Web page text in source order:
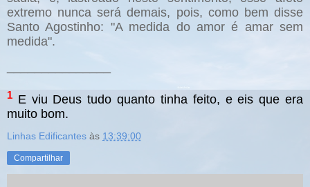
extremo nunca será demais, pois, como bem disse
Santo Agostinho: "A medida do amor é amar sem
medida".
1 E viu Deus tudo quanto tinha feito, e eis que era
muito bom.
Linhas Edificantes às 13:39:00
Compartilhar